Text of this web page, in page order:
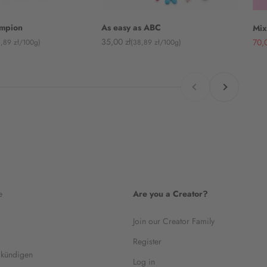
zł/100g)
As easy as ABC
Angebot
35,00 zł(38,89 zł/100g)
Are you a Creator?
Join our Creator Family
Register
Log in